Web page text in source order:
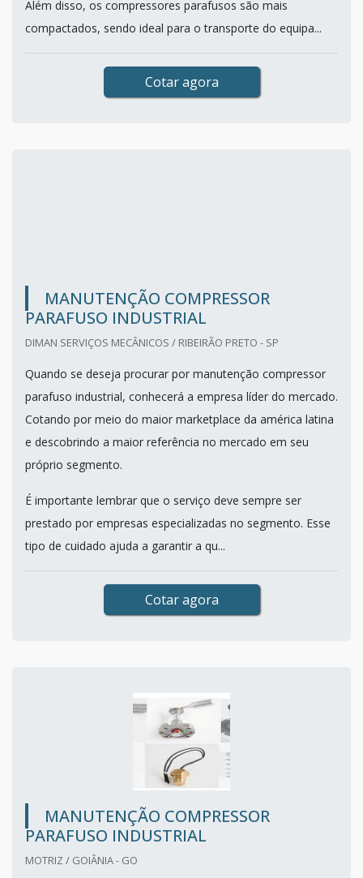
Além disso, os compressores parafusos são mais
compactados, sendo ideal para o transporte do equipa...
Cotar agora
MANUTENÇÃO COMPRESSOR
PARAFUSO INDUSTRIAL
DIMAN SERVIÇOS MECÂNICOS / RIBEIRÃO PRETO - SP
Quando se deseja procurar por manutenção compressor
parafuso industrial, conhecerá a empresa líder do mercado.
Cotando por meio do maior marketplace da américa latina
e descobrindo a maior referência no mercado em seu
próprio segmento.
É importante lembrar que o serviço deve sempre ser
prestado por empresas especializadas no segmento. Esse
tipo de cuidado ajuda a garantir a qu...
Cotar agora
MANUTENÇÃO COMPRESSOR
PARAFUSO INDUSTRIAL
MOTRIZ / GOIÂNIA - GO